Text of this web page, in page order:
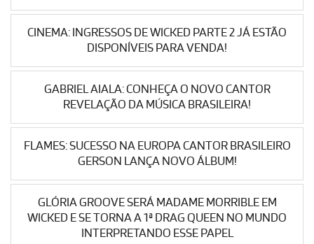
CINEMA: INGRESSOS DE WICKED PARTE 2 JÁ ESTÃO
DISPONÍVEIS PARA VENDA!
GABRIEL AIALA: CONHEÇA O NOVO CANTOR
REVELAÇÃO DA MÚSICA BRASILEIRA!
FLAMES: SUCESSO NA EUROPA CANTOR BRASILEIRO
GERSON LANÇA NOVO ÁLBUM!
GLÓRIA GROOVE SERÁ MADAME MORRIBLE EM
WICKED E SE TORNA A 1ª DRAG QUEEN NO MUNDO
INTERPRETANDO ESSE PAPEL